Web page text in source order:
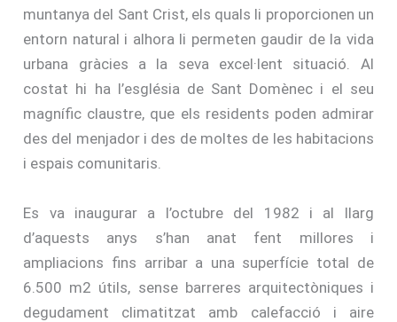
muntanya del Sant Crist, els quals li proporcionen un
entorn natural i alhora li permeten gaudir de la vida
urbana gràcies a la seva excel·lent situació. Al
costat hi ha l’església de Sant Domènec i el seu
magnífic claustre, que els residents poden admirar
des del menjador i des de moltes de les habitacions
i espais comunitaris.
Es va inaugurar a l’octubre del 1982 i al llarg
d’aquests anys s’han anat fent millores i
ampliacions fins arribar a una superfície total de
6.500 m2 útils, sense barreres arquitectòniques i
degudament climatitzat amb calefacció i aire